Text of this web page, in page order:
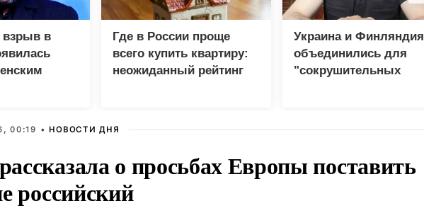
взрыв в
Где в России проще
всего купить квартиру:
неожиданный рейтинг
Украина и Финляндия
объединились для
"сокрушительных
00:19 • НОВОСТИ ДНЯ
о просьбах Европы поставить
российский